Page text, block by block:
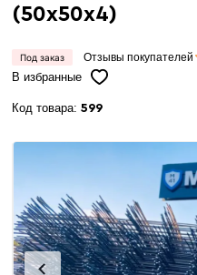
(50х50х4)
Под заказ Отзывы покупателей
В избранные
Код товара: 599